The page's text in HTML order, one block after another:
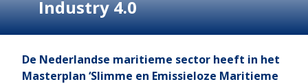
Industry 4.0
De Nederlandse maritieme sector heeft in het
Masterplan ‘Slimme en Emissieloze Maritieme